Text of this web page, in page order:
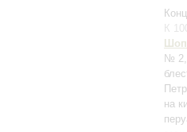
К
№ 2,
на